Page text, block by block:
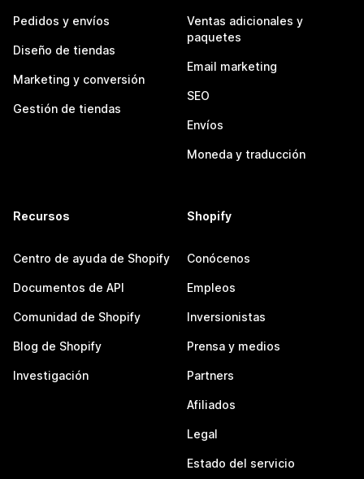
Pedidos y envíos
Diseño de tiendas
Marketing y conversión
Gestión de tiendas
Ventas adicionales y
paquetes
Email marketing
SEO
Envíos
Moneda y traducción
Recursos
Centro de ayuda de Shopify
Documentos de API
Comunidad de Shopify
Blog de Shopify
Investigación
Shopify
Conócenos
Empleos
Inversionistas
Prensa y medios
Partners
Afiliados
Legal
Estado del servicio